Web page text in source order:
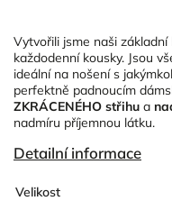
Vytvořili jsme naši
každodenní kousky. Jsou
ideální na nošení s
perfektně padnoucím
ZKRÁCENÉHO střihu a
nadmíru příjemnou látku.
Detailní informace
Velikost